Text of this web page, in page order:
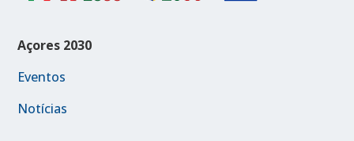
Açores 2030
Eventos
Notícias